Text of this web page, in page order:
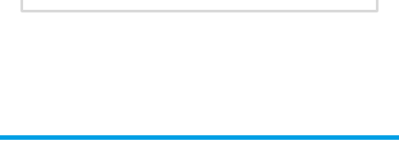
d’accueil des urgences et d’hospitalisation de